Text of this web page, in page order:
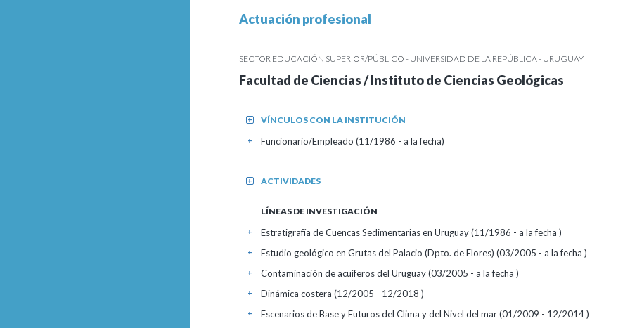
Actuación profesional
SECTOR EDUCACIÓN SUPERIOR/PÚBLICO - UNIVERSIDAD DE LA REPÚBLICA - URUGUAY
Facultad de Ciencias / Instituto de Ciencias Geológicas
VÍNCULOS CON LA INSTITUCIÓN
+
Funcionario/Empleado (11/1986 - a la fecha)
+
ACTIVIDADES
+
LÍNEAS DE INVESTIGACIÓN
Estratigrafía de Cuencas Sedimentarias en Uruguay (11/1986 - a la fecha )
+
Estudio geológico en Grutas del Palacio (Dpto. de Flores) (03/2005 - a la fecha )
+
Contaminación de acuíferos del Uruguay (03/2005 - a la fecha )
+
Dinámica costera (12/2005 - 12/2018 )
+
Escenarios de Base y Futuros del Clima y del Nivel del mar (01/2009 - 12/2014 )
+